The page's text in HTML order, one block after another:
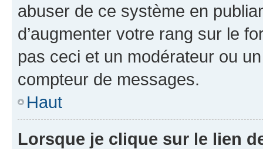
abuser de ce système en
d’augmenter votre rang sur le
pas ceci et un modérateur ou
compteur de messages.
Haut
Lorsque je clique sur le lien